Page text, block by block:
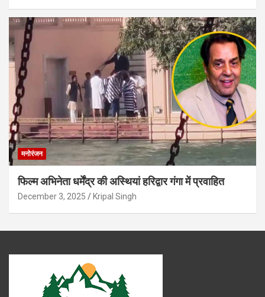
मनोरंजन
फिल्म अभिनेता धर्मेंद्र की अस्थियां हरिद्वार गंगा में प्रवाहित
December 3, 2025 Kripal Singh